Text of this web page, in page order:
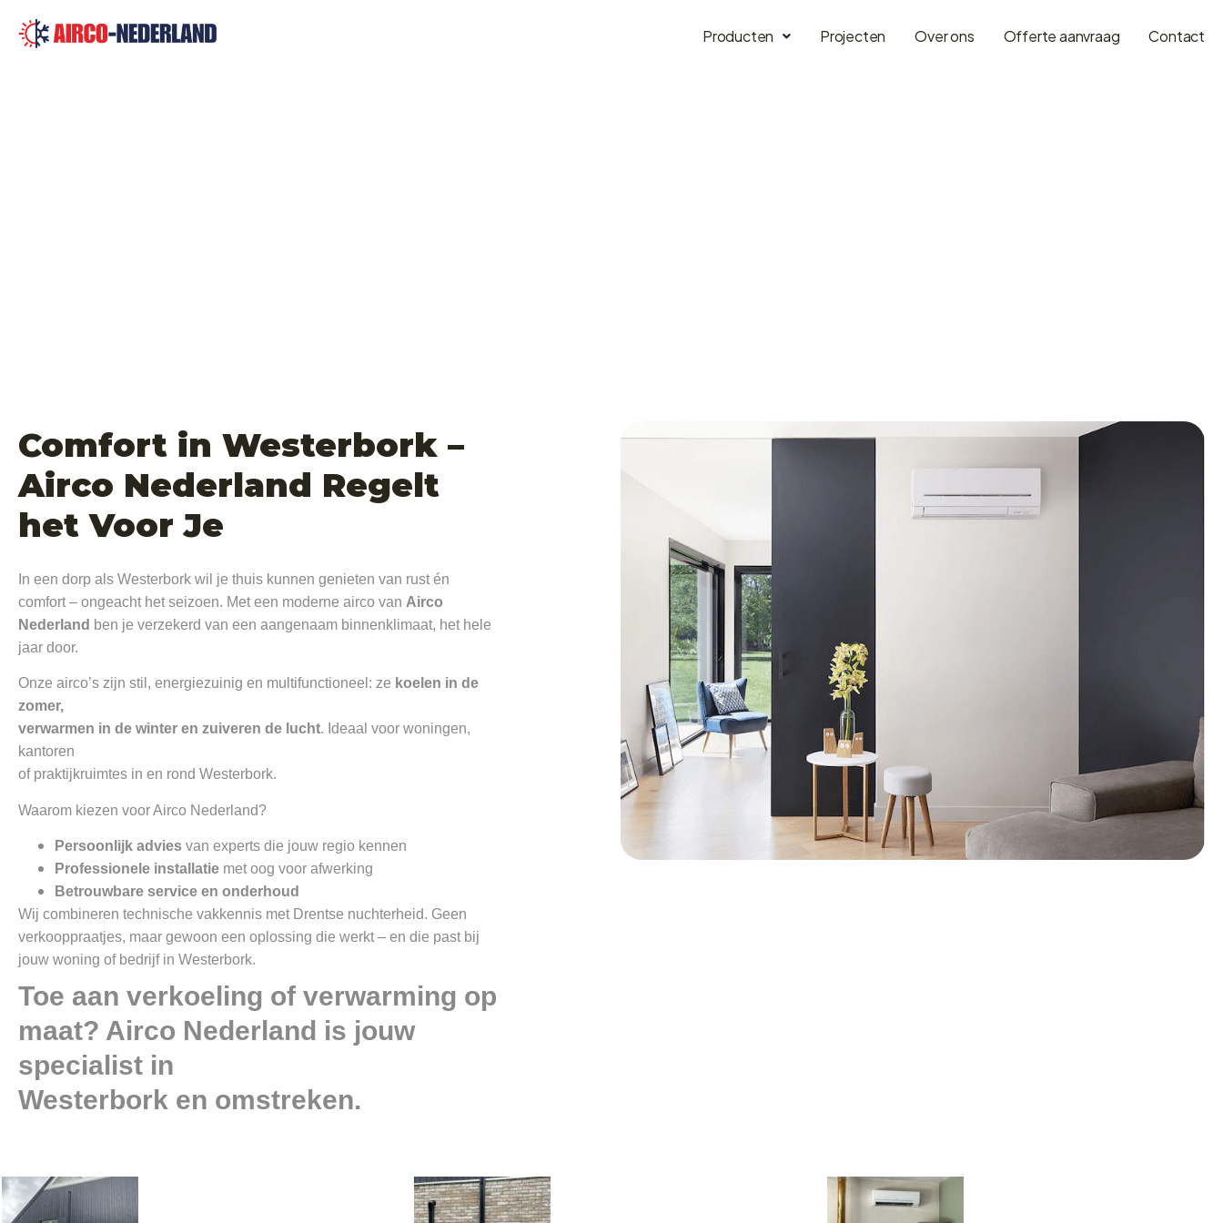
Producten Projecten Over ons Offerte aanvraag Contact
Comfort in Westerbork –
Airco Nederland Regelt
het Voor Je
In een dorp als Westerbork wil je thuis kunnen genieten van rust én
comfort – ongeacht het seizoen. Met een moderne airco van Airco
Nederland ben je verzekerd van een aangenaam binnenklimaat, het hele
jaar door.
Onze airco’s zijn stil, energiezuinig en multifunctioneel: ze koelen in de
zomer,
verwarmen in de winter en zuiveren de lucht. Ideaal voor woningen,
kantoren
of praktijkruimtes in en rond Westerbork.
Waarom kiezen voor Airco Nederland?
Persoonlijk advies van experts die jouw regio kennen
Professionele installatie met oog voor afwerking
Betrouwbare service en onderhoud
Wij combineren technische vakkennis met Drentse nuchterheid. Geen
verkooppraatjes, maar gewoon een oplossing die werkt – en die past bij
jouw woning of bedrijf in Westerbork.
Toe aan verkoeling of verwarming op
maat? Airco Nederland is jouw
specialist in
Westerbork en omstreken.